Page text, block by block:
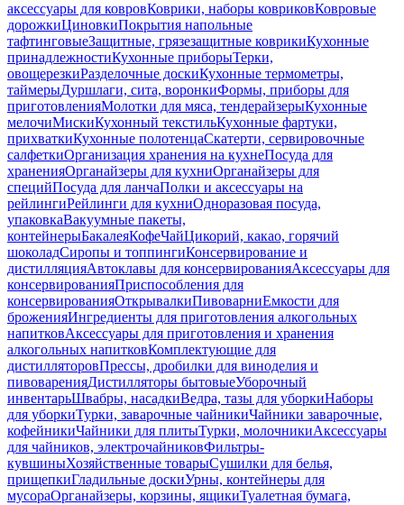
аксессуары для ковровКоврики, наборы ковриковКовровые
дорожкиЦиновкиПокрытия напольные
тафтинговыеЗащитные, грязезащитные коврикиКухонные
принадлежностиКухонные приборыТерки,
овощерезкиРазделочные доскиКухонные термометры,
таймерыДуршлаги, сита, воронкиФормы, приборы для
приготовленияМолотки для мяса, тендерайзерыКухонные
мелочиМискиКухонный текстильКухонные фартуки,
прихваткиКухонные полотенцаСкатерти, сервировочные
салфеткиОрганизация хранения на кухнеПосуда для
храненияОрганайзеры для кухниОрганайзеры для
специйПосуда для ланчаПолки и аксессуары на
рейлингиРейлинги для кухниОдноразовая посуда,
упаковкаВакуумные пакеты,
контейнерыБакалеяКофеЧайЦикорий, какао, горячий
шоколадСиропы и топпингиКонсервирование и
дистилляцияАвтоклавы для консервированияАксессуары для
консервированияПриспособления для
консервированияОткрывалкиПивоварниЕмкости для
броженияИнгредиенты для приготовления алкогольных
напитковАксессуары для приготовления и хранения
алкогольных напитковКомплектующие для
дистилляторовПрессы, дробилки для виноделия и
пивоваренияДистилляторы бытовыеУборочный
инвентарьШвабры, насадкиВедра, тазы для уборкиНаборы
для уборкиТурки, заварочные чайникиЧайники заварочные,
кофейникиЧайники для плитыТурки, молочникиАксессуары
для чайников, электрочайниковФильтры-
кувшиныХозяйственные товарыСушилки для белья,
прищепкиГладильные доскиУрны, контейнеры для
мусораОрганайзеры, корзины, ящикиТуалетная бумага,